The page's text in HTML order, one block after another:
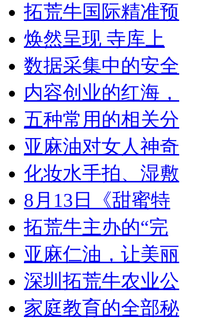
拓荒牛国际精准预
焕然呈现 寺库上
数据采集中的安全
内容创业的红海，
五种常用的相关分
亚麻油对女人神奇
化妆水手拍、湿敷
8月13日《甜蜜特
拓荒牛主办的“完
亚麻仁油，让美丽
深圳拓荒牛农业公
家庭教育的全部秘